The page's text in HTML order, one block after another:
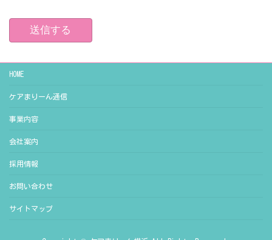
HOME
ケアまりーん通信
事業内容
会社案内
採用情報
お問い合わせ
サイトマップ